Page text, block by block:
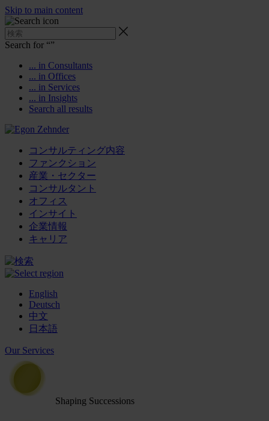
Skip to main content
Search for “”
... in Consultants
... in Offices
... in Services
... in Insights
Search all results
コンサルティング内容
ファンクション
産業・セクター
コンサルタント
オフィス
インサイト
企業情報
キャリア
English
Deutsch
中文
日本語
Our Services
Shaping Successions